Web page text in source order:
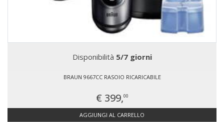
Disponibilità 5/7 giorni
BRAUN 9667CC RASOIO RICARICABILE
€ 399,00
AGGIUNGI AL CARRELLO